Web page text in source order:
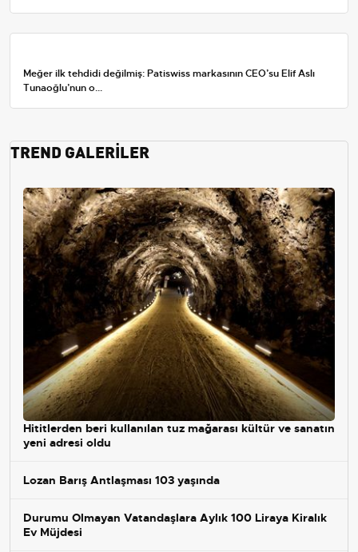
Meğer ilk tehdidi değilmiş: Patiswiss markasının CEO’su Elif Aslı
Tunaoğlu’nun o...
TREND GALERİLER
Hititlerden beri kullanılan tuz mağarası kültür ve sanatın
yeni adresi oldu
Lozan Barış Antlaşması 103 yaşında
Durumu Olmayan Vatandaşlara Aylık 100 Liraya Kiralık
Ev Müjdesi